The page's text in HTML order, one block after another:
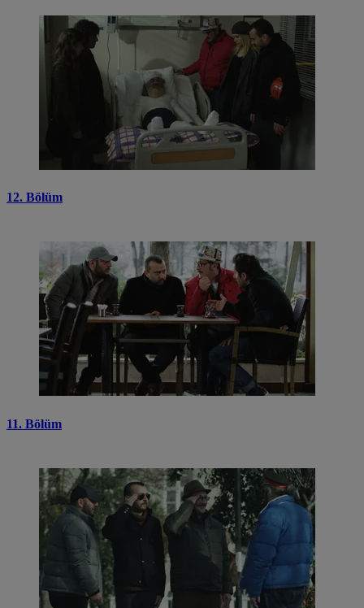
12. Bölüm
11. Bölüm